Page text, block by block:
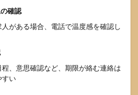
確認
がある場合、電話で温度感を確認し
、意思確認など、期限が絡む連絡は
すい